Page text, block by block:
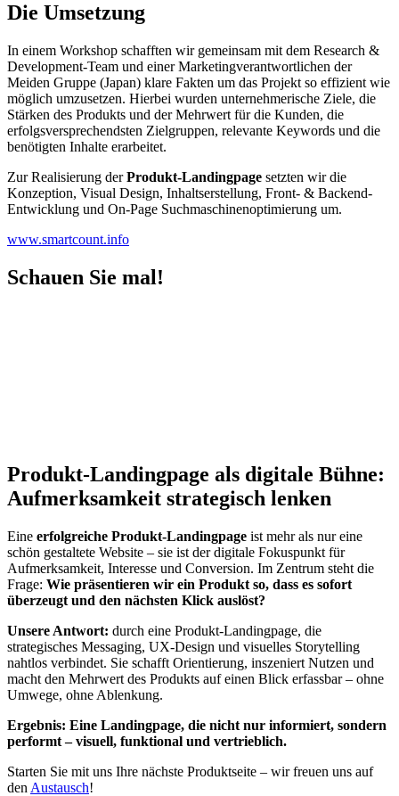
Die Umsetzung
In einem Workshop schafften wir gemeinsam mit dem Research &
Development-Team und einer Marketingverantwortlichen der
Meiden Gruppe (Japan) klare Fakten um das Projekt so effizient wie
möglich umzusetzen. Hierbei wurden unternehmerische Ziele, die
Stärken des Produkts und der Mehrwert für die Kunden, die
erfolgsversprechendsten Zielgruppen, relevante Keywords und die
benötigten Inhalte erarbeitet.
Zur Realisierung derProdukt-Landingpage setzten wir die
Konzeption, Visual Design, Inhaltserstellung, Front- & Backend-
Entwicklung und On-Page Suchmaschinenoptimierung um.
www.smartcount.info
Schauen Sie mal!
Produkt-Landingpage als digitale Bühne:
Aufmerksamkeit strategisch lenken
Eine erfolgreiche Produkt-Landingpage ist mehr als nur eine
schön gestaltete Website – sie ist der digitale Fokuspunkt für
Aufmerksamkeit, Interesse und Conversion. Im Zentrum steht die
Frage: Wie präsentieren wir ein Produkt so, dass es sofort
überzeugt und den nächsten Klick auslöst?
Unsere Antwort: durch eine Produkt-Landingpage, die
strategisches Messaging, UX-Design und visuelles Storytelling
nahtlos verbindet. Sie schafft Orientierung, inszeniert Nutzen und
macht den Mehrwert des Produkts auf einen Blick erfassbar – ohne
Umwege, ohne Ablenkung.
Ergebnis: Eine Landingpage, die nicht nur informiert, sondern
performt – visuell, funktional und vertrieblich.
Starten Sie mit uns Ihre nächste Produktseite – wir freuen uns auf
den Austausch!